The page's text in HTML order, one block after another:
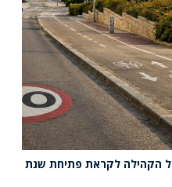
הקהילה לקראת פתיחת שנת